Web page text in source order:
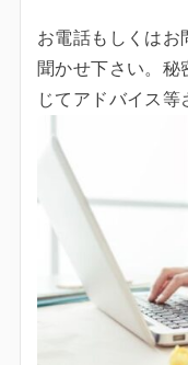
お電話もしくはお
聞かせ下さい。
じてアドバイス等